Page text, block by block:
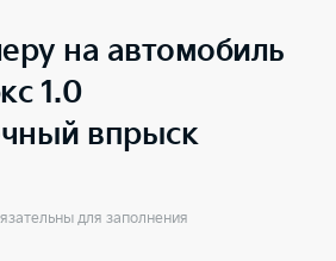
на автомобиль
1.0
впрыск
для заполнения